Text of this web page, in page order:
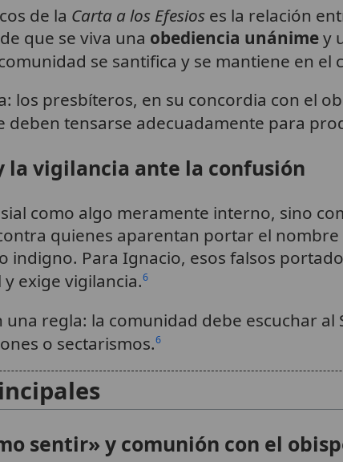
de la Carta a los Efesioses la relación
que se viva una obediencia unánimey
se santifica y se mantiene en el
los presbíteros, en su concordia con el
tensarse adecuadamente para
la vigilancia ante la confusión
como algo meramente interno, sino
quienes aparentan portar el
indigno. Para Ignacio, esos falsos
exige vigilancia.6
una regla: la comunidad debe escuchar
o sectarismos.6
sentir» y comunión con el